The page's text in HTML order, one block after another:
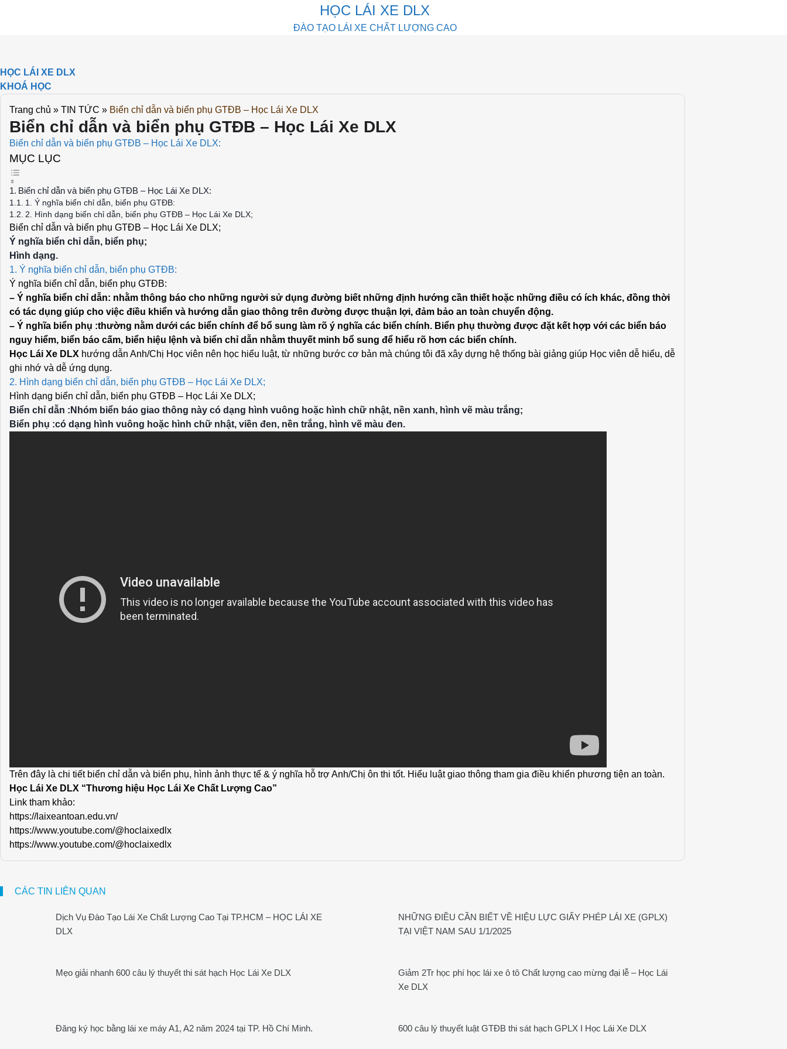
HỌC LÁI XE DLX
ĐÀO TẠO LÁI XE CHẤT LƯỢNG CAO
HỌC LÁI XE DLX
KHOÁ HỌC
THI THỬ
DOWLOAD
TIN TỨC
LIÊN HỆ
Trang chủ » TIN TỨC » Biển chỉ dẫn và biển phụ GTĐB – Học Lái Xe DLX
Biển chỉ dẫn và biển phụ GTĐB – Học Lái Xe DLX
Biển chỉ dẫn và biển phụ GTĐB – Học Lái Xe DLX:
MỤC LỤC
Biển chỉ dẫn và biển phụ GTĐB – Học Lái Xe DLX:
1. Ý nghĩa biển chỉ dẫn, biển phụ GTĐB:
2. Hình dạng biển chỉ dẫn, biển phụ GTĐB – Học Lái Xe DLX;
Biển chỉ dẫn và biển phụ GTĐB – Học Lái Xe DLX;
Ý nghĩa biển chỉ dẫn, biển phụ;
Hình dạng.
1. Ý nghĩa biển chỉ dẫn, biển phụ GTĐB:
Ý nghĩa biển chỉ dẫn, biển phụ GTĐB:
– Ý nghĩa biển chỉ dẫn: nhằm thông báo cho những người sử dụng đường biết những định hướng cần thiết hoặc những điều có ích khác, đồng thời
có tác dụng giúp cho việc điều khiển và hướng dẫn giao thông trên đường được thuận lợi, đảm bảo an toàn chuyển động.
– Ý nghĩa biển phụ :thường nằm dưới các biển chính để bổ sung làm rõ ý nghĩa các biển chính. Biển phụ thường được đặt kết hợp với các biển báo
nguy hiểm, biển báo cấm, biển hiệu lệnh và biển chỉ dẫn nhằm thuyết minh bổ sung để hiểu rõ hơn các biển chính.
Học Lái Xe DLX hướng dẫn Anh/Chị Học viên nên học hiểu luật, từ những bước cơ bản mà chúng tôi đã xây dựng hệ thống bài giảng giúp Học viên dễ hiểu, dễ
ghi nhớ và dễ ứng dụng.
2. Hình dạng biển chỉ dẫn, biển phụ GTĐB – Học Lái Xe DLX;
Hình dạng biển chỉ dẫn, biển phụ GTĐB – Học Lái Xe DLX;
Biển chỉ dẫn :Nhóm biển báo giao thông này có dạng hình vuông hoặc hình chữ nhật, nền xanh, hình vẽ màu trắng;
Biển phụ :có dạng hình vuông hoặc hình chữ nhật, viền đen, nền trắng, hình vẽ màu đen.
Trên đây là chi tiết biển chỉ dẫn và biển phụ, hình ảnh thực tế & ý nghĩa hỗ trợ Anh/Chị ôn thi tốt. Hiểu luật giao thông tham gia điều khiển phương tiện an toàn.
Học Lái Xe DLX “Thương hiệu Học Lái Xe Chất Lượng Cao”
Link tham khảo:
https://laixeantoan.edu.vn/
https://www.youtube.com/@hoclaixedlx
https://www.youtube.com/@hoclaixedlx
CÁC TIN LIÊN QUAN
Dịch Vụ Đào Tạo Lái Xe Chất Lượng Cao Tại TP.HCM – HỌC LÁI XE
DLX
NHỮNG ĐIỀU CẦN BIẾT VỀ HIỆU LỰC GIẤY PHÉP LÁI XE (GPLX)
TẠI VIỆT NAM SAU 1/1/2025
Mẹo giải nhanh 600 câu lý thuyết thi sát hạch Học Lái Xe DLX
Giảm 2Tr học phí học lái xe ô tô Chất lượng cao mừng đại lễ – Học Lái
Xe DLX
Đăng ký học bằng lái xe máy A1, A2 năm 2024 tại TP. Hồ Chí Minh. 600 câu lý thuyết luật GTĐB thi sát hạch GPLX I Học Lái Xe DLX